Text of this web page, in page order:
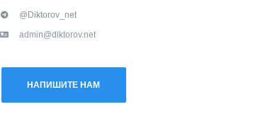
@Diktorov_net
admin@diktorov.net
НАПИШИТЕ НАМ